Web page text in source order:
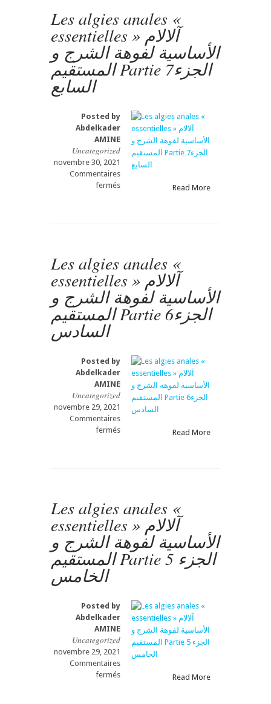
آلالام
لفوهة
الشرج
و
المستقيم
الثامن
Les algies anales «
essentielles » آلالام
الأساسية لفوهة الشرج و
المستقيم Partie 7الجزء
السابع
Posted by
Abdelkader
AMINE
Uncategorized
novembre 30, 2021
Commentaires
ferméssur
آلالام
لفوهة
الشرج
و
المستقيم
السابع
Read More
Les algies anales «
essentielles » آلالام
الأساسية لفوهة الشرج و
المستقيم Partie 6الجزء
السادس
Posted by
Abdelkader
AMINE
Uncategorized
novembre 29, 2021
Commentaires
ferméssur
آلالام
لفوهة
الشرج
و
المستقيم
السادس
Read More
Les algies anales «
essentielles » آلالام
الأساسية لفوهة الشرج و
المستقيم Partie 5 الجزء
الخامس
Posted by
Abdelkader
AMINE
Uncategorized
novembre 29, 2021
Commentaires
ferméssur
Read More